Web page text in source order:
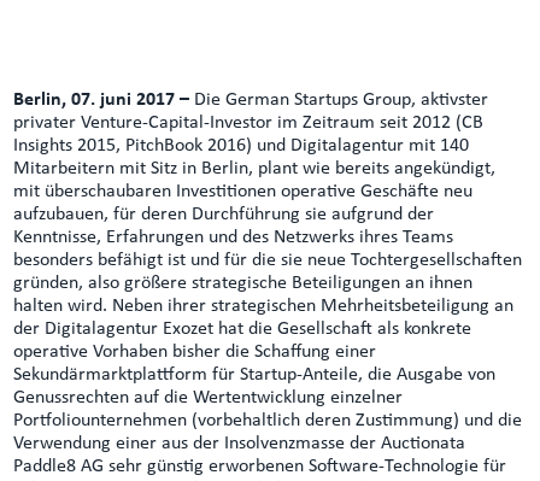
Berlin, 07. juni 2017 – Die German Startups Group, aktivster
privater Venture-Capital-Investor im Zeitraum seit 2012 (CB
Insights 2015, PitchBook 2016) und Digitalagentur mit 140
Mitarbeitern mit Sitz in Berlin, plant wie bereits angekündigt,
mit überschaubaren Investitionen operative Geschäfte neu
aufzubauen, für deren Durchführung sie aufgrund der
Kenntnisse, Erfahrungen und des Netzwerks ihres Teams
besonders befähigt ist und für die sie neue Tochtergesellschaften
gründen, also größere strategische Beteiligungen an ihnen
halten wird. Neben ihrer strategischen Mehrheitsbeteiligung an
der Digitalagentur Exozet hat die Gesellschaft als konkrete
operative Vorhaben bisher die Schaffung einer
Sekundärmarktplattform für Startup-Anteile, die Ausgabe von
Genussrechten auf die Wertentwicklung einzelner
Portfoliounternehmen (vorbehaltlich deren Zustimmung) und die
Verwendung einer aus der Insolvenzmasse der Auctionata
Paddle8 AG sehr günstig erworbenen Software-Technologie für